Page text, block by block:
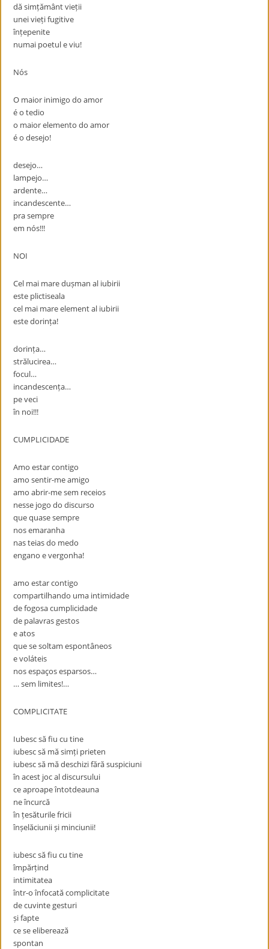
dă simțământ vieții
unei vieți fugitive
înțepenite
numai poetul e viu!
Nós
O maior inimigo do amor
é o tedio
o maior elemento do amor
é o desejo!
desejo…
lampejo…
ardente…
incandescente…
pra sempre
em nós!!!
NOI
Cel mai mare dușman al iubirii
este plictiseala
cel mai mare element al iubirii
este dorința!
dorința…
strălucirea…
focul…
incandescența…
pe veci
în noi!!!
CUMPLICIDADE
Amo estar contigo
amo sentir-me amigo
amo abrir-me sem receios
nesse jogo do discurso
que quase sempre
nos emaranha
nas teias do medo
engano e vergonha!
amo estar contigo
compartilhando uma intimidade
de fogosa cumplicidade
de palavras gestos
e atos
que se soltam espontâneos
e voláteis
nos espaços esparsos…
… sem limites!…
COMPLICITATE
Iubesc să fiu cu tine
iubesc să mă simți prieten
iubesc să mă deschizi fără suspiciuni
în acest joc al discursului
ce aproape întotdeauna
ne încurcă
în țesăturile fricii
înșelăciunii și minciunii!
iubesc să fiu cu tine
împărțind
intimitatea
într-o înfocată complicitate
de cuvinte gesturi
și fapte
ce se eliberează
spontan